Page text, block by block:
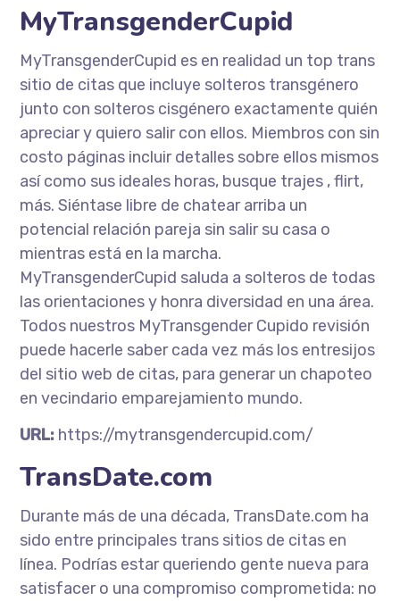
MyTransgenderCupid
MyTransgenderCupid es en realidad un top trans
sitio de citas que incluye solteros transgénero
junto con solteros cisgénero exactamente quién
apreciar y quiero salir con ellos. Miembros con sin
costo páginas incluir detalles sobre ellos mismos
así como sus ideales horas, busque trajes , flirt,
más. Siéntase libre de chatear arriba un
potencial relación pareja sin salir su casa o
mientras está en la marcha.
MyTransgenderCupid saluda a solteros de todas
las orientaciones y honra diversidad en una área.
Todos nuestros MyTransgender Cupido revisión
puede hacerle saber cada vez más los entresijos
del sitio web de citas, para generar un chapoteo
en vecindario emparejamiento mundo.
URL: https://mytransgendercupid.com/
TransDate.com
Durante más de una década, TransDate.com ha
sido entre principales trans sitios de citas en
línea. Podrías estar queriendo gente nueva para
satisfacer o una compromiso comprometida: no